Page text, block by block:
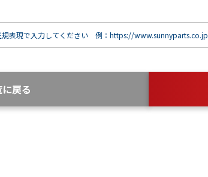
表現で入力してください 例：https://www.sunnyparts.co.jp
戻る